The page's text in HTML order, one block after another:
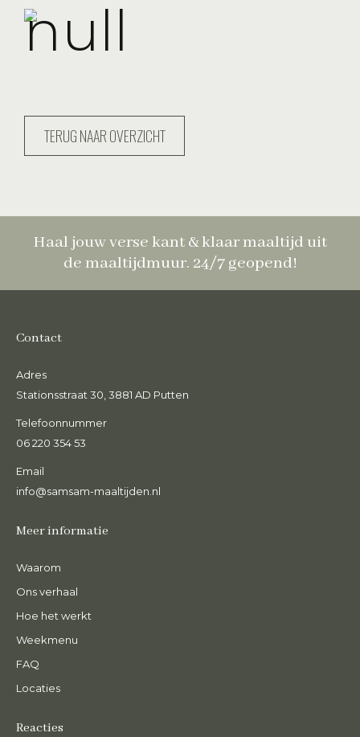
TERUG NAAR OVERZICHT
Haal jouw verse kant & klaar maaltijd uit
de maaltijdmuur. 24/7 geopend!
Contact
Adres
Stationsstraat 30, 3881 AD Putten
Telefoonnummer
06 220 354 53
Email
info@samsam-maaltijden.nl
Meer informatie
Waarom
Ons verhaal
Hoe het werkt
Weekmenu
FAQ
Locaties
Reacties